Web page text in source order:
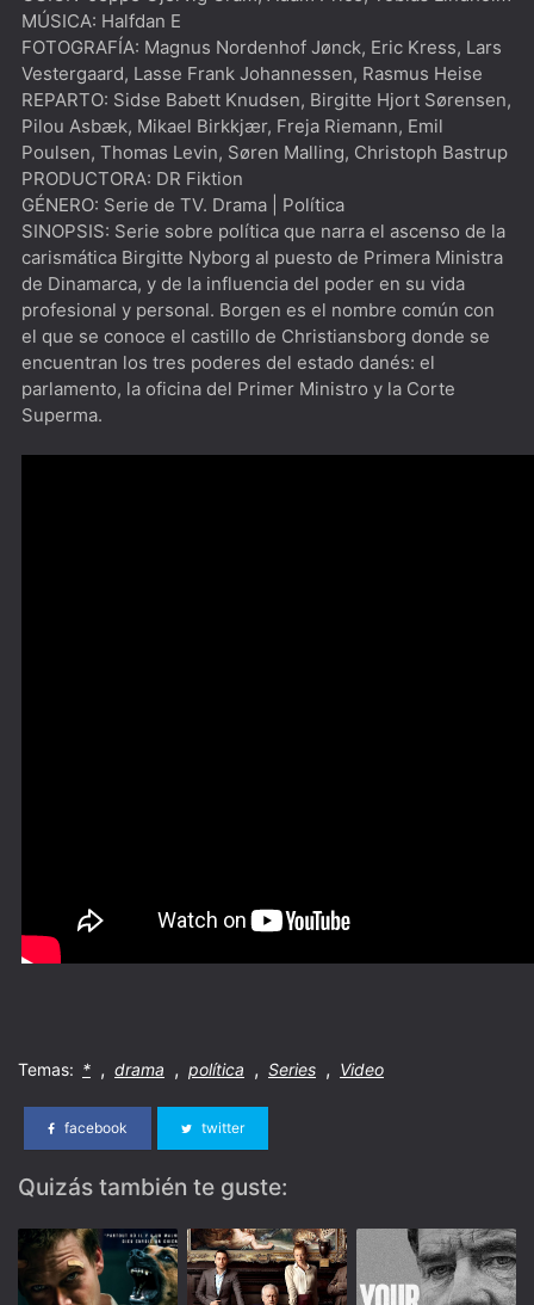
MÚSICA: Halfdan E
FOTOGRAFÍA: Magnus Nordenhof Jønck, Eric Kress, Lars
Vestergaard, Lasse Frank Johannessen, Rasmus Heise
REPARTO: Sidse Babett Knudsen, Birgitte Hjort Sørensen,
Pilou Asbæk, Mikael Birkkjær, Freja Riemann, Emil
Poulsen, Thomas Levin, Søren Malling, Christoph Bastrup
PRODUCTORA: DR Fiktion
GÉNERO: Serie de TV. Drama | Política
SINOPSIS: Serie sobre política que narra el ascenso de la
carismática Birgitte Nyborg al puesto de Primera Ministra
de Dinamarca, y de la influencia del poder en su vida
profesional y personal. Borgen es el nombre común con
el que se conoce el castillo de Christiansborg donde se
encuentran los tres poderes del estado danés: el
parlamento, la oficina del Primer Ministro y la Corte
Superma.
Temas: * , drama , política , Series , Video
facebook twitter
Quizás también te guste: